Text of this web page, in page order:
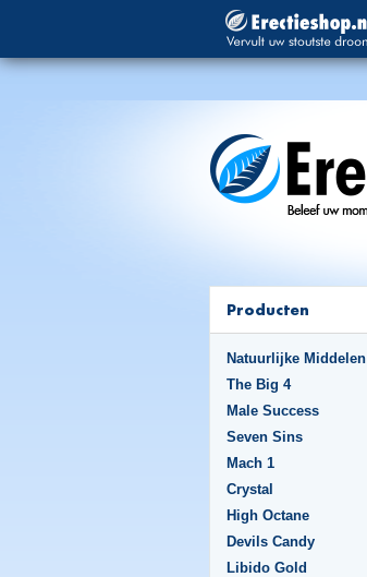
Producten
Natuurlijke Middelen
The Big 4
Male Success
Seven Sins
Mach 1
Crystal
High Octane
Devils Candy
Libido Gold